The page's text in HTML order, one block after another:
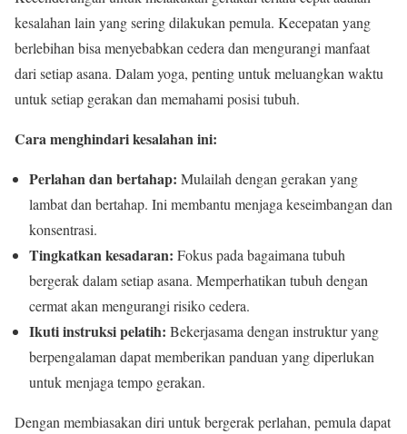
kesalahan lain yang sering dilakukan pemula. Kecepatan yang
berlebihan bisa menyebabkan cedera dan mengurangi manfaat
dari setiap asana. Dalam yoga, penting untuk meluangkan waktu
untuk setiap gerakan dan memahami posisi tubuh.
Cara menghindari kesalahan ini:
Perlahan dan bertahap: Mulailah dengan gerakan yang
lambat dan bertahap. Ini membantu menjaga keseimbangan dan
konsentrasi.
Tingkatkan kesadaran: Fokus pada bagaimana tubuh
bergerak dalam setiap asana. Memperhatikan tubuh dengan
cermat akan mengurangi risiko cedera.
Ikuti instruksi pelatih: Bekerjasama dengan instruktur yang
berpengalaman dapat memberikan panduan yang diperlukan
untuk menjaga tempo gerakan.
Dengan membiasakan diri untuk bergerak perlahan, pemula dapat